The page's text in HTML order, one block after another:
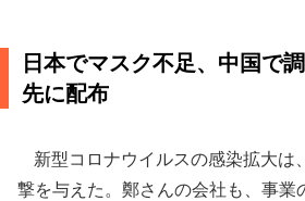
日本でマスク不足、中国で
先に配布
新型コロナウイルスの感染拡大は
撃を与えた。鄭さんの会社も、事業